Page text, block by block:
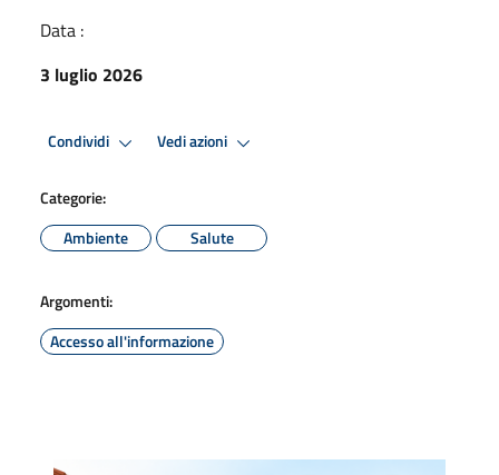
Data :
3 luglio 2026
Condividi Vedi azioni
Categorie:
Ambiente
Salute
Argomenti:
Accesso all'informazione